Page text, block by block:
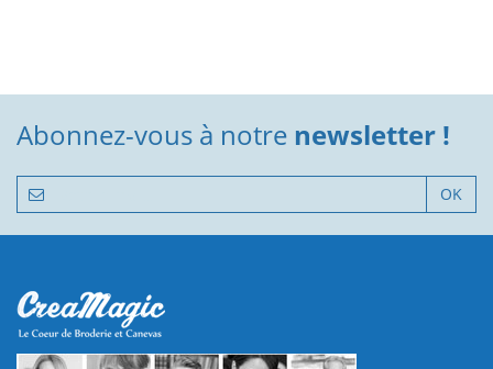
Abonnez-vous à notre newsletter !
OK